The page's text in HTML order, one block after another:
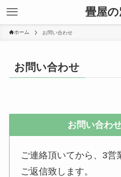
畳屋の
ホーム お問い合わせ
お問い合わせ
お問い合わ
ご連絡頂いてから、3営
ご返信致します。